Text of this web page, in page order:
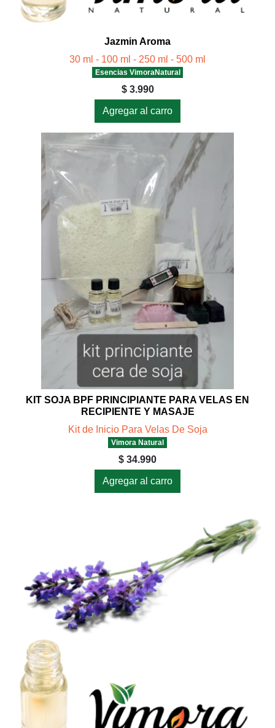
Jazmin Aroma
30 ml - 100 ml - 250 ml - 500 ml
Esencias VimoraNatural
$ 3.990
Agregar al carro
KIT SOJA BPF PRINCIPIANTE PARA VELAS EN
RECIPIENTE Y MASAJE
Kit de Inicio Para Velas De Soja
Vimora Natural
$ 34.990
Agregar al carro